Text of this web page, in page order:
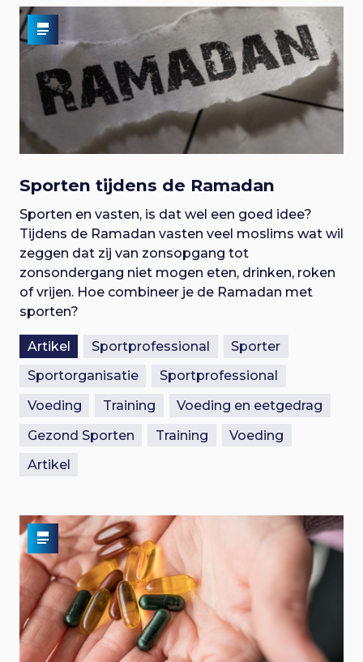
Sporten tijdens de Ramadan
Sporten en vasten, is dat wel een goed idee?
Tijdens de Ramadan vasten veel moslims wat wil
zeggen dat zij van zonsopgang tot
zonsondergang niet mogen eten, drinken, roken
of vrijen. Hoe combineer je de Ramadan met
sporten?
Artikel Sportprofessional
Sporter
Sportorganisatie
Sportprofessional
Voeding
Training
Voeding en eetgedrag
Gezond Sporten
Training
Voeding
Artikel